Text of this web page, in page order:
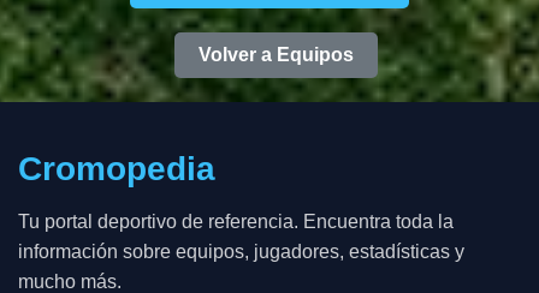
Volver a Equipos
Cromopedia
Tu portal deportivo de referencia. Encuentra toda la
información sobre equipos, jugadores, estadísticas y
mucho más.